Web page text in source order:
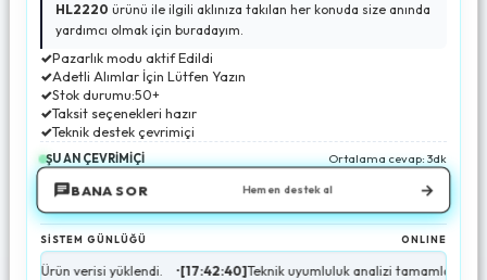
HL2220 ürünü ile ilgili aklınıza takılan her konuda size anında
yardımcı olmak için buradayım.
✓Pazarlık modu aktif Edildi
✓Adetli Alımlar İçin Lütfen Yazın
✓Stok durumu:50+
✓Taksit seçenekleri hazır
✓Teknik destek çevrimiçi
ŞU AN ÇEVRİMİÇİ Ortalama cevap: 3dk
BANA SOR Hemen destek al →
SİSTEM GÜNLÜĞÜ ONLINE
verisi yüklendi. •[17:42:40]Teknik uyumluluk analizi tamamlandı. •